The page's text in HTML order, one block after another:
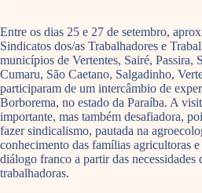
Entre os dias 25 e 27 de setembro,
Sindicatos dos/as Trabalhadores e
municípios de Vertentes, Sairé, Passira,
Cumaru, São Caetano, Salgadinho,
participaram de um intercâmbio de
Borborema, no estado da Paraíba. A
importante, mas também desafiadora,
fazer sindicalismo, pautada na
conhecimento das famílias agricultoras
diálogo franco a partir das necessidades
trabalhadoras.